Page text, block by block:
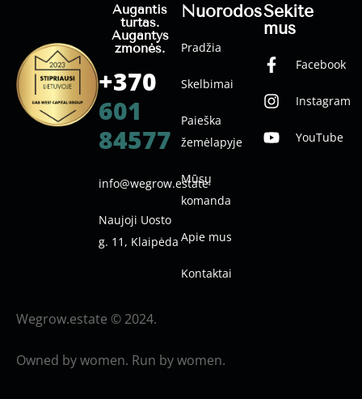
Nuorodos
Pradžia
Skelbimai
Paieška
žemėlapyje
Mūsų
komanda
Apie mus
Kontaktai
Sekite
mus
Facebook
Instagram
YouTube
Augantis
turtas.
Augantys
žmonės.
+370
601
84577
info@wegrow.estate
Naujoji Uosto
g. 11, Klaipėda
Wegrow.estate © 2024.
Owned by women. Run by women.